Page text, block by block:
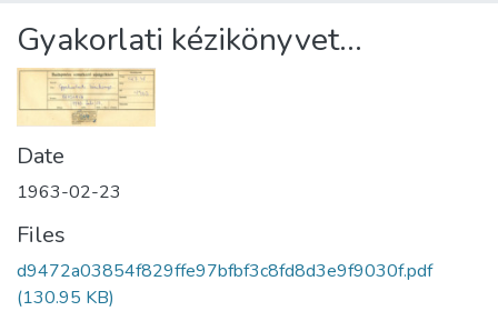
Statistics
About us
Gyakorlati kézikönyvet...
Date
1963-02-23
Files
d9472a03854f829ffe97bfbf3c8fd8d3e9f9030f.pdf
(130.95 KB)